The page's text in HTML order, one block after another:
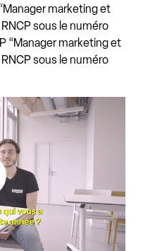
marketing et
sous le numéro
“Manager marketing et
sous le numéro
et Relations publics